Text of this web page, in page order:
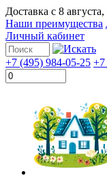
Доставка с 8 августа,
Наши преимущества
Личный кабинет
+7 (495) 984-05-25 +7